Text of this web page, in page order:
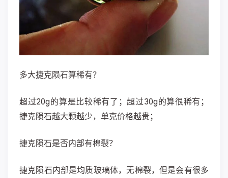
多大捷克陨石算稀有？
超过20g的算是比较稀有了；超过30g的算很稀有；
捷克陨石越大颗越少，单克价格越贵；
捷克陨石是否内部有棉裂？
捷克陨石内部是均质玻璃体，无棉裂，但是会有很多